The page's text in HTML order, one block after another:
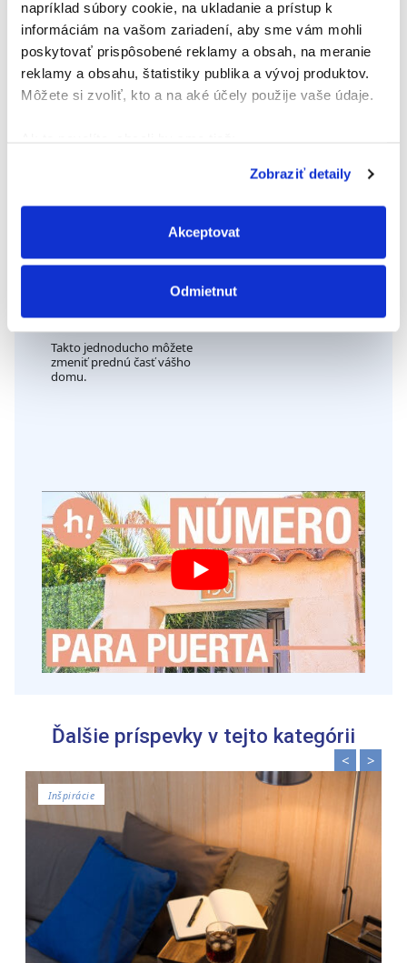
napríklad súbory cookie, na ukladanie a prístup k
informáciám na vašom zariadení, aby sme vám mohli
poskytovať prispôsobené reklamy a obsah, na meranie
reklamy a obsahu, štatistiky publika a vývoj produktov.
Môžete si zvoliť, kto a na aké účely použije vaše údaje.
Identifikovať vaše zariadenie aktívnym
skenovaním konkrétnych charakteristík (odtlačky
údaje, nájdete v časti svašimi nastaveniami
môžete kedykoľvek zmeniť alebo odvolať cez Vyhlásenie
o používaní súborov cookie.
Na prispôsobenie obsahu a reklám, poskytovanie funkcií
môžu príslušné informácie skombinovať s ďalšími
údajmi, ktoré ste im poskytli alebo ktoré od vás získali,
keď ste používali ich služby.
Zobraziť detaily
Akceptovat
Odmietnut
KROK 7
Naneste lepidlo
KontaktPren na všetky
KROK 8
Následne zlepte všetky
diely (čísla s korkom a
KROK 9
Takto jednoducho môžete
zmeniť prednú časť vášho
domu.
Ďalšie príspevky v tejto kategórii
Inšpirácie
< >